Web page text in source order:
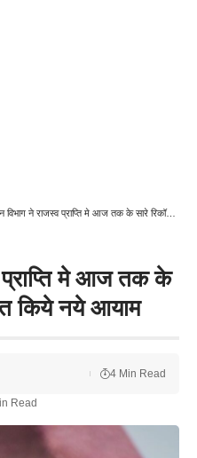
ने राजस्व प्राप्ति मे आज तक के सारे रिकॉर्ड तोड़ स्थापित किये नये आयाम
मे आज तक के
किये नये आयाम
Read
4 Min Read